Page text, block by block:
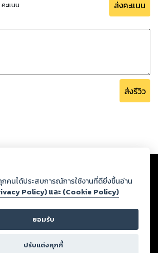
คะแนน ส่งคะแนน
ส่งรีวิว
ปโหลดผ่านเว็บไซต์และปรากฏว่าละเมิดสิทธิใน
คลอื่นหรือขัดต่อกฎหมายและศีลธรรม ดังนั้น ผู้อ่าน
ณในการกลั่นกรองด้วยตนเอง และหากท่านพบว่าส่วน
ละศีลธรรม กรุณาแจ้งมายังบริษัท เพื่อทีมงานจะได้
างสตอรี่ล็อกขอสงวนลิขสิทธิ์ตามพระราชบัญญัติ
สุด)
กคนได้ประสบการณ์การใช้งานที่ดียิ่งขึ้นอ่าน
Policy) และ (Cookie Policy)
ยอมรับ
ปรับแต่งคุกกี้